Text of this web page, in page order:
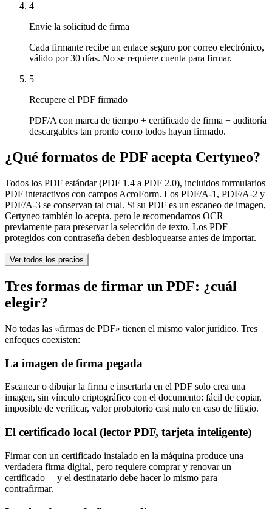
4
Envíe la solicitud de firma
Cada firmante recibe un enlace seguro por correo electrónico,
válido por 30 días. No se requiere cuenta para firmar.
5
Recupere el PDF firmado
PDF/A con marca de tiempo + certificado de firma + auditoría
descargables tan pronto como todos hayan firmado.
¿Qué formatos de PDF acepta Certyneo?
Todos los PDF estándar (PDF 1.4 a PDF 2.0), incluidos formularios
PDF interactivos con campos AcroForm. Los PDF/A-1, PDF/A-2 y
PDF/A-3 se conservan tal cual. Si su PDF es un escaneo de imagen,
Certyneo también lo acepta, pero le recomendamos OCR
previamente para preservar la selección de texto. Los PDF
protegidos con contraseña deben desbloquearse antes de importar.
Ver todos los precios
Tres formas de firmar un PDF: ¿cuál
elegir?
No todas las «firmas de PDF» tienen el mismo valor jurídico. Tres
enfoques coexisten:
La imagen de firma pegada
Escanear o dibujar la firma e insertarla en el PDF solo crea una
imagen, sin vínculo criptográfico con el documento: fácil de copiar,
imposible de verificar, valor probatorio casi nulo en caso de litigio.
El certificado local (lector PDF, tarjeta inteligente)
Firmar con un certificado instalado en la máquina produce una
verdadera firma digital, pero requiere comprar y renovar un
certificado —y el destinatario debe hacer lo mismo para
contrafirmar.